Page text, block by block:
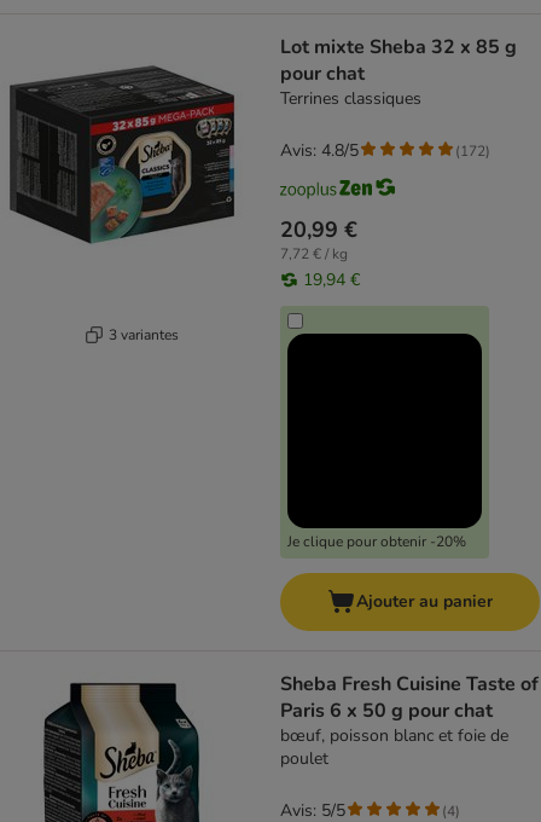
3 variantes
Lot mixte Sheba 32 x 85 g
pour chat
Terrines classiques
20,99 €
7,72 € / kg
19,94 €
Je clique pour obtenir -20%
Avis: 4.8/5 (172)
Ajouter au panier
Sheba Fresh Cuisine Taste of
Paris 6 x 50 g pour chat
bœuf, poisson blanc et foie de
poulet
Avis: 5/5 (4)